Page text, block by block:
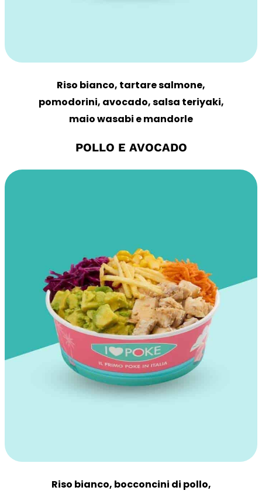
Riso bianco, tartare salmone,
pomodorini, avocado, salsa teriyaki,
maio wasabi e mandorle
POLLO E AVOCADO
Riso bianco, bocconcini di pollo,